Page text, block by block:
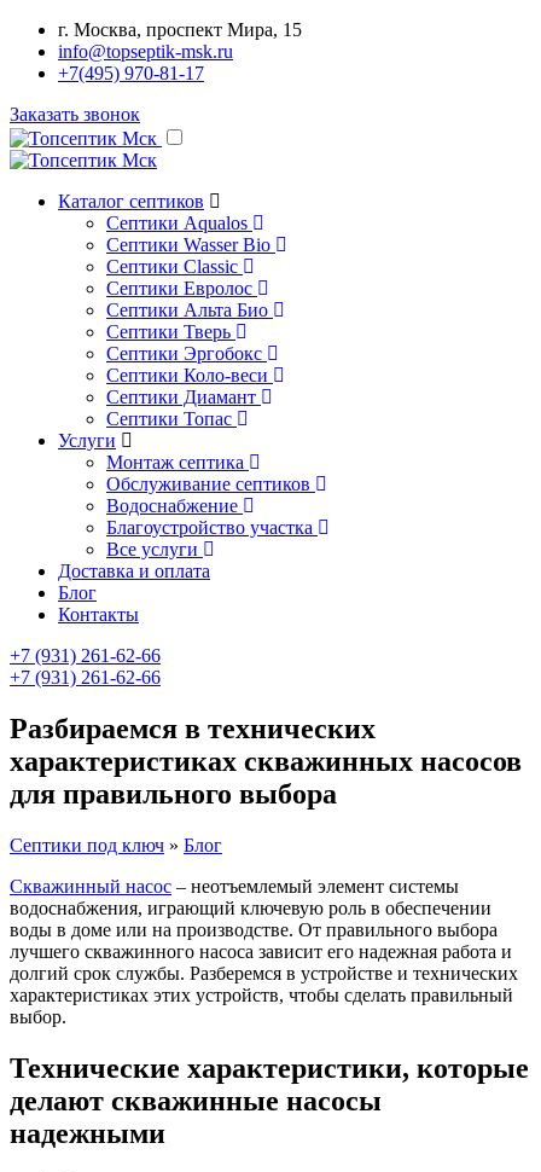
г. Москва, проспект Мира, 15
info@topseptik-msk.ru
+7(495) 970-81-17
Заказать звонок
Каталог септиков
Септики Aqualos
Септики Wasser Bio
Септики Classic
Септики Евролос
Септики Альта Био
Септики Тверь
Септики Эргобокс
Септики Коло-веси
Септики Диамант
Септики Топас
Услуги
Монтаж септика
Обслуживание септиков
Водоснабжение
Благоустройство участка
Все услуги
Доставка и оплата
Блог
Контакты
+7 (931) 261-62-66
+7 (931) 261-62-66
Разбираемся в технических
характеристиках скважинных насосов
для правильного выбора
Септики под ключ » Блог
Скважинный насос – неотъемлемый элемент системы
водоснабжения, играющий ключевую роль в обеспечении
воды в доме или на производстве. От правильного выбора
лучшего скважинного насоса зависит его надежная работа и
долгий срок службы. Разберемся в устройстве и технических
характеристиках этих устройств, чтобы сделать правильный
выбор.
Технические характеристики, которые
делают скважинные насосы
надежными